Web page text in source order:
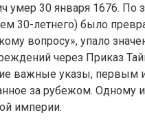
умер 30 января 1676.
30-летнего) было
вопросу», упало
через Приказ
важные указы, первым
за рубежом.
империи.